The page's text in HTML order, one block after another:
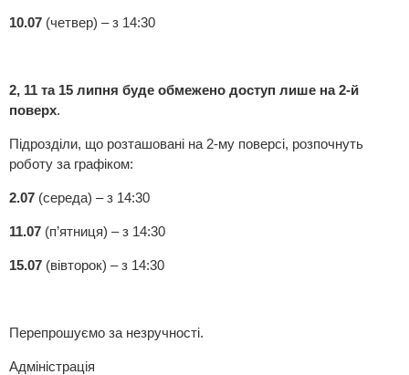
10.07 (четвер) – з 14:30
2, 11 та 15 липня буде обмежено доступ лише на 2-й
поверх.
Підрозділи, що розташовані на 2-му поверсі, розпочнуть
роботу за графіком:
2.07 (середа) – з 14:30
11.07 (п’ятниця) – з 14:30
15.07 (вівторок) – з 14:30
Перепрошуємо за незручності.
Адміністрація